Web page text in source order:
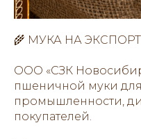
🌾 МУКА НА ЭКСПОРТ
ООО «СЗК
пшеничной муки
промышленности,
покупателей.